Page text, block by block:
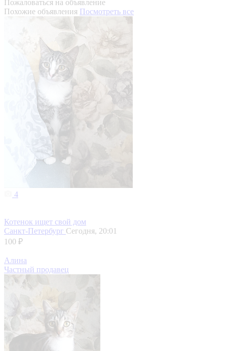
Пожаловаться на объявление
Похожие объявления Посмотреть все
4
Котенок ищет свой дом
Санкт-Петербург Сегодня, 20:01
100 ₽
Алина
Частный продавец